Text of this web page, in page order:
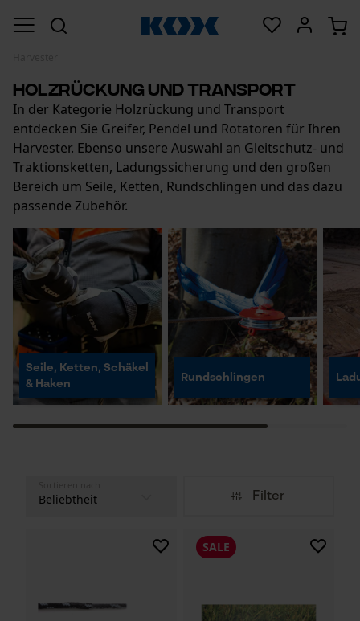
Holzrückung und Transport
In der Kategorie Holzrückung und Transport
entdecken Sie Greifer, Pendel und Rotatoren für Ihren
Harvester. Ebenso unsere Auswahl an Gleitschutz- und
Traktionsketten, Ladungssicherung und den großen
Bereich um Seile, Ketten, Rundschlingen und das dazu
passende Zubehör.
Seile, Ketten, Schäkel
& Haken
Rundschlingen
Filter
SALE